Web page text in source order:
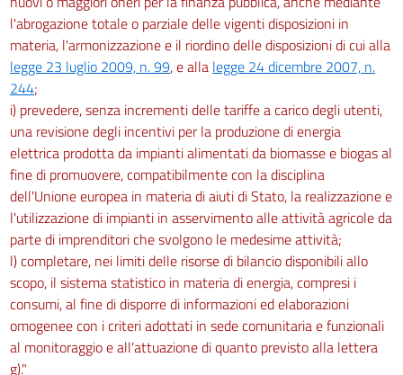
l'abrogazione totale o parziale delle vigenti disposizioni in
materia, l'armonizzazione e il riordino delle disposizioni di cui alla
legge 23 luglio 2009, n. 99, e alla legge 24 dicembre 2007, n.
244;
i) prevedere, senza incrementi delle tariffe a carico degli utenti,
una revisione degli incentivi per la produzione di energia
elettrica prodotta da impianti alimentati da biomasse e biogas al
fine di promuovere, compatibilmente con la disciplina
dell'Unione europea in materia di aiuti di Stato, la realizzazione e
l'utilizzazione di impianti in asservimento alle attività agricole da
parte di imprenditori che svolgono le medesime attività;
l) completare, nei limiti delle risorse di bilancio disponibili allo
scopo, il sistema statistico in materia di energia, compresi i
consumi, al fine di disporre di informazioni ed elaborazioni
omogenee con i criteri adottati in sede comunitaria e funzionali
al monitoraggio e all'attuazione di quanto previsto alla lettera
g)."